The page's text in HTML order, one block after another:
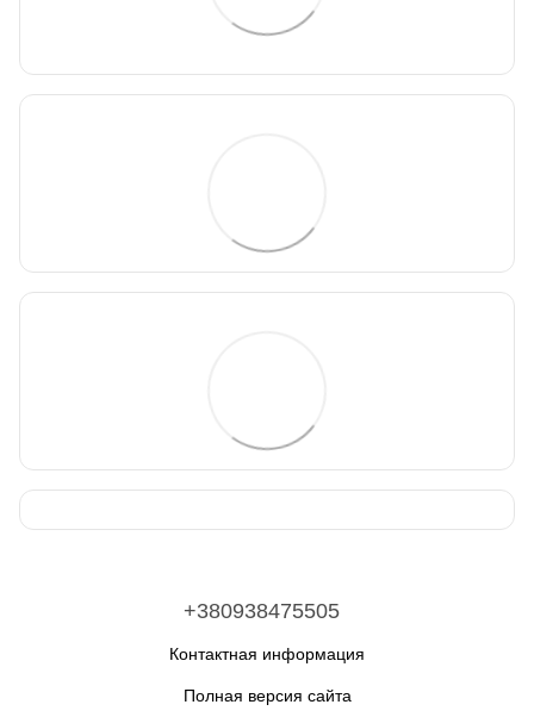
+380938475505
Контактная информация
Полная версия сайта